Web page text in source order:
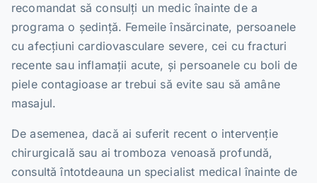
recomandat să consulți un medic înainte de a
programa o ședință. Femeile însărcinate, persoanele
cu afecțiuni cardiovasculare severe, cei cu fracturi
recente sau inflamații acute, și persoanele cu boli de
piele contagioase ar trebui să evite sau să amâne
masajul.
De asemenea, dacă ai suferit recent o intervenție
chirurgicală sau ai tromboza venoasă profundă,
consultă întotdeauna un specialist medical înainte de